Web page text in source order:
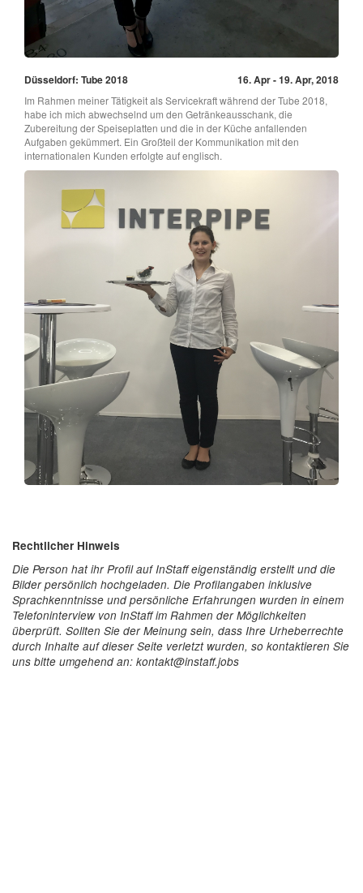
Düsseldorf: Tube 2018 16. Apr - 19. Apr, 2018
Im Rahmen meiner Tätigkeit als Servicekraft während der Tube 2018,
habe ich mich abwechselnd um den Getränkeausschank, die
Zubereitung der Speiseplatten und die in der Küche anfallenden
Aufgaben gekümmert. Ein Großteil der Kommunikation mit den
internationalen Kunden erfolgte auf englisch.
Rechtlicher Hinweis
Die Person hat ihr Profil auf InStaff eigenständig erstellt und die
Bilder persönlich hochgeladen. Die Profilangaben inklusive
Sprachkenntnisse und persönliche Erfahrungen wurden in einem
Telefoninterview von InStaff im Rahmen der Möglichkeiten
überprüft. Sollten Sie der Meinung sein, dass Ihre Urheberrechte
durch Inhalte auf dieser Seite verletzt wurden, so kontaktieren Sie
uns bitte umgehend an: kontakt@instaff.jobs